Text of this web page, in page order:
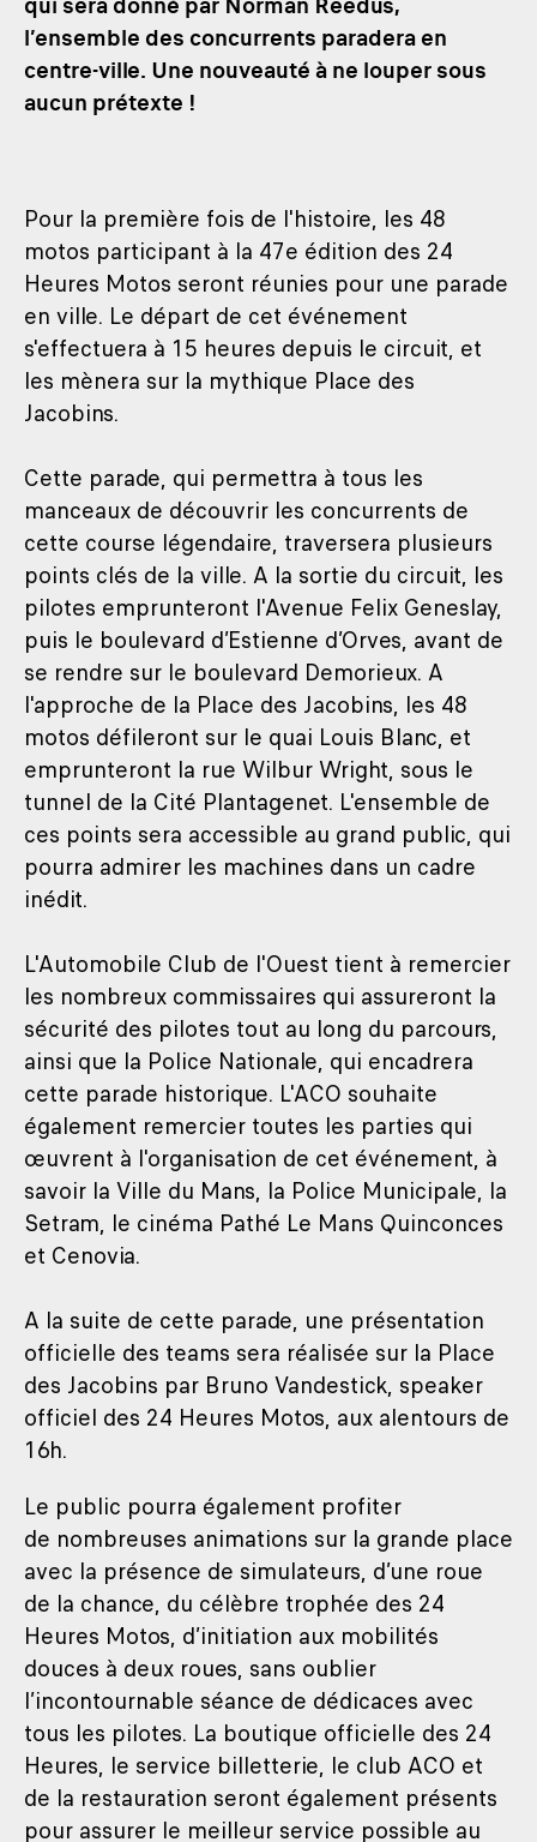
l’ensemble des concurrents paradera en
centre-ville. Une nouveauté à ne louper sous
aucun prétexte !
Pour la première fois de l'histoire, les 48
motos participant à la 47e édition des 24
Heures Motos seront réunies pour une parade
en ville. Le départ de cet événement
s'effectuera à 15 heures depuis le circuit, et
les mènera sur la mythique Place des
Jacobins.
Cette parade, qui permettra à tous les
manceaux de découvrir les concurrents de
cette course légendaire, traversera plusieurs
points clés de la ville. A la sortie du circuit, les
pilotes emprunteront l'Avenue Felix Geneslay,
puis le boulevard d’Estienne d’Orves, avant de
se rendre sur le boulevard Demorieux. A
l'approche de la Place des Jacobins, les 48
motos défileront sur le quai Louis Blanc, et
emprunteront la rue Wilbur Wright, sous le
tunnel de la Cité Plantagenet. L'ensemble de
ces points sera accessible au grand public, qui
pourra admirer les machines dans un cadre
inédit.
L'Automobile Club de l'Ouest tient à remercier
les nombreux commissaires qui assureront la
sécurité des pilotes tout au long du parcours,
ainsi que la Police Nationale, qui encadrera
cette parade historique. L'ACO souhaite
également remercier toutes les parties qui
œuvrent à l'organisation de cet événement, à
savoir la Ville du Mans, la Police Municipale, la
Setram, le cinéma Pathé Le Mans Quinconces
et Cenovia.
A la suite de cette parade, une présentation
officielle des teams sera réalisée sur la Place
des Jacobins par Bruno Vandestick, speaker
officiel des 24 Heures Motos, aux alentours de
16h.
Le public pourra également profiter
de nombreuses animations sur la grande place
avec la présence de simulateurs, d’une roue
de la chance, du célèbre trophée des 24
Heures Motos, d’initiation aux mobilités
douces à deux roues, sans oublier
l’incontournable séance de dédicaces avec
tous les pilotes. La boutique officielle des 24
Heures, le service billetterie, le club ACO et
de la restauration seront également présents
pour assurer le meilleur service possible au